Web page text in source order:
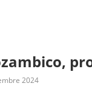
2024